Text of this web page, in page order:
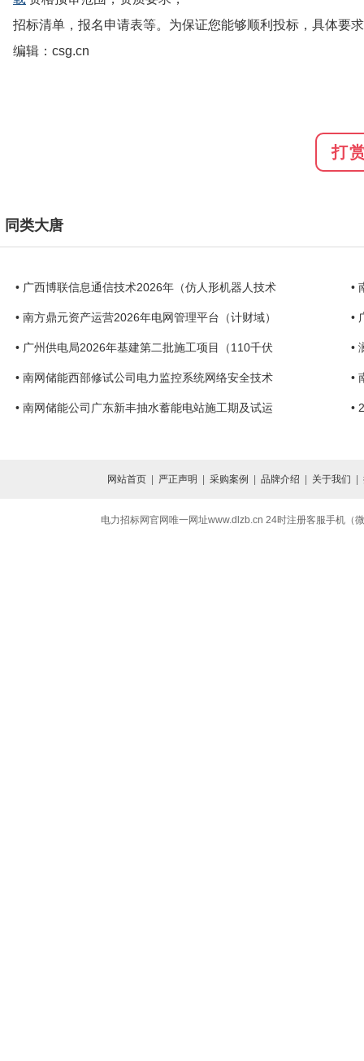
招标清单，报名申请表等。为保证您能够顺利投标，具体要
编辑：csg.cn
打
同类大唐
• 广西博联信息通信技术2026年（仿人形机器人技术 •
• 南方鼎元资产运营2026年电网管理平台（计财域） •
• 广州供电局2026年基建第二批施工项目（110千伏 •
• 南网储能西部修试公司电力监控系统网络安全技术 •
• 南网储能公司广东新丰抽水蓄能电站施工期及试运 •
网站首页| 严正声明 采购案例 品牌介绍 关于我们
电力招标网官网唯一网址www.dlzb.cn 24时注册客服手机